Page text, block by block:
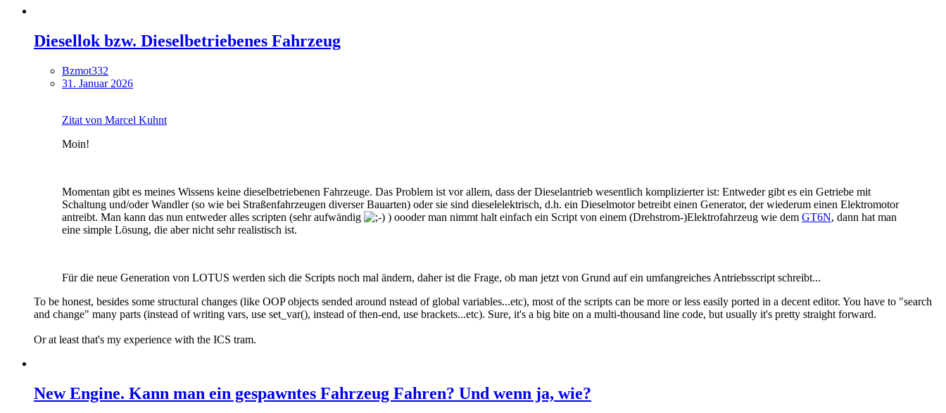
Diesellok bzw. Dieselbetriebenes Fahrzeug
Bzmot332
31. Januar 2026
Zitat von Marcel Kuhnt
Moin!
Momentan gibt es meines Wissens keine dieselbetriebenen Fahrzeuge. Das Problem ist vor allem, dass der Dieselantrieb wesentlich komplizierter ist: Entweder gibt es ein Getriebe mit
Schaltung und/oder Wandler (so wie bei Straßenfahrzeugen diverser Bauarten) oder sie sind dieselelektrisch, d.h. ein Dieselmotor betreibt einen Generator, der wiederum einen Elektromotor
antreibt. Man kann das nun entweder alles scripten (sehr aufwändig
) oooder man nimmt halt einfach ein Script von einem (Drehstrom-)Elektrofahrzeug wie dem GT6N, dann hat man
eine simple Lösung, die aber nicht sehr realistisch ist.
Für die neue Generation von LOTUS werden sich die Scripts noch mal ändern, daher ist die Frage, ob man jetzt von Grund auf ein umfangreiches Antriebsscript schreibt...
To be honest, besides some structural changes (like OOP objects sended around nstead of global variables...etc), most of the scripts can be more or less easily ported in a decent editor. You have to "search
and change" many parts (instead of writing vars, use set_var(), instead of then-end, use brackets...etc). Sure, it's a big bite on a multi-thousand line code, but usually it's pretty straight forward.
Or at least that's my experience with the ICS tram.
New Engine. Kann man ein gespawntes Fahrzeug Fahren? Und wenn ja, wie?